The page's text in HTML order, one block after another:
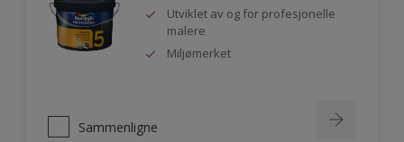
Utviklet av og for profesjonelle
malere
Miljømerket
Sammenligne